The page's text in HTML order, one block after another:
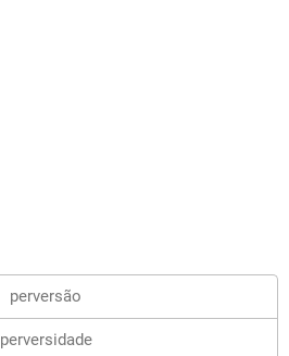
perversão
perversidade